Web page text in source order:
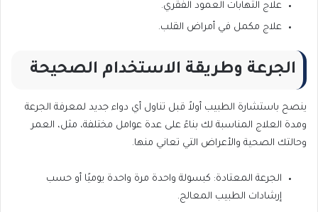
علاج التهابات العمود الفقري.
علاج مكمل في أمراض القلب.
الجرعة وطريقة الاستخدام الصحيحة
ينصح باستشارة الطبيب أولاً قبل تناول أي دواء جديد لمعرفة الجرعة
ومدة العلاج المناسبة لك بناءً على عدة عوامل مختلفة، مثل، العمر
وحالتك الصحية والأعراض التي تعاني منها.
الجرعة المعتادة: كبسولة واحدة مرة واحدة يوميًا أو حسب
إرشادات الطبيب المعالج.